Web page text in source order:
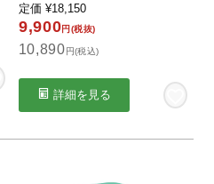
定価 ¥18,150
9,900円(税抜)
10,890円(税込)
詳細を見る